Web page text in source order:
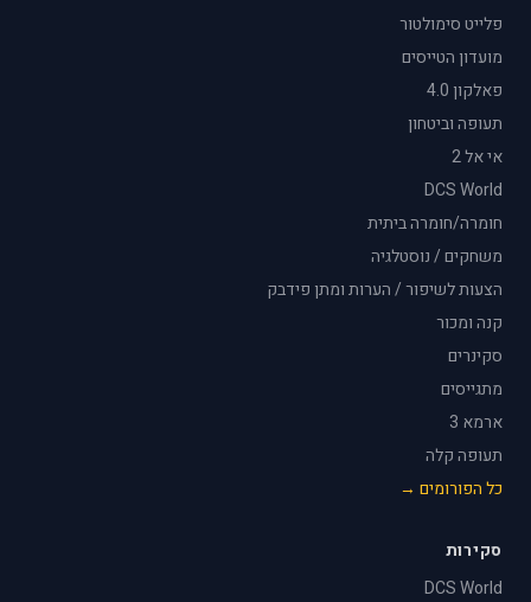
פלייט סימולטור
מועדון הטייסים
פאלקון 4.0
תעופה וביטחון
אי אל 2
DCS World
חומרה/חומרה ביתית
משחקים / נוסטלגיה
הצעות לשיפור / הערות ומתן פידבק
קנה ומכור
סקינרים
מתגייסים
ארמא 3
תעופה קלה
כל הפורומים →
סקירות
DCS World